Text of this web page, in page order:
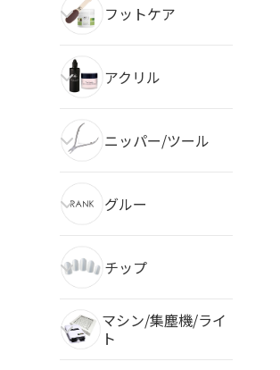
フットケア
アクリル
ニッパー/ツール
グルー
チップ
マシン/集塵機/ライ
ト